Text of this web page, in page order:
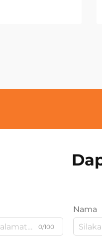
0/100
Nama